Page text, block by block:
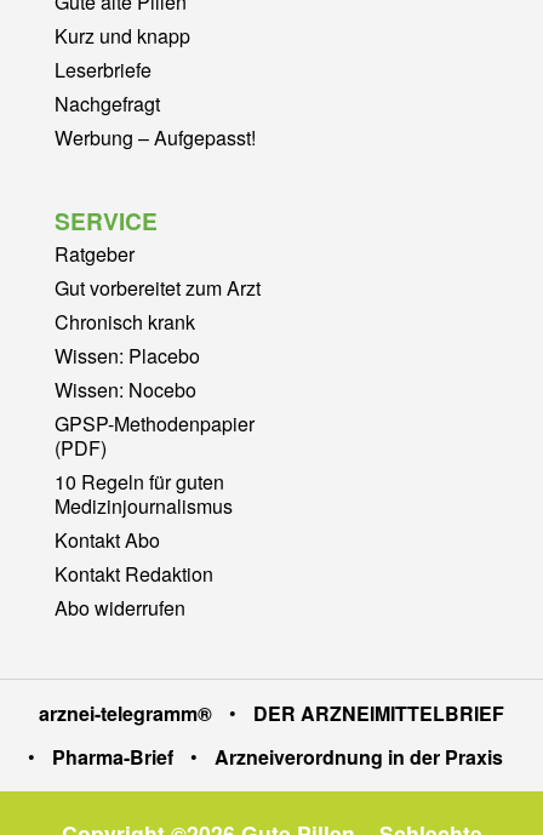
Kurz und knapp
Leserbriefe
Nachgefragt
Werbung – Aufgepasst!
SERVICE
Ratgeber
Gut vorbereitet zum Arzt
Chronisch krank
Wissen: Placebo
Wissen: Nocebo
GPSP-Methodenpapier
(PDF)
10 Regeln für guten
Medizinjournalismus
Kontakt Abo
Kontakt Redaktion
Abo widerrufen
arznei-telegramm® •
DER ARZNEIMITTELBRIEF
•
Pharma-Brief • Arzneiverordnung in der Praxis